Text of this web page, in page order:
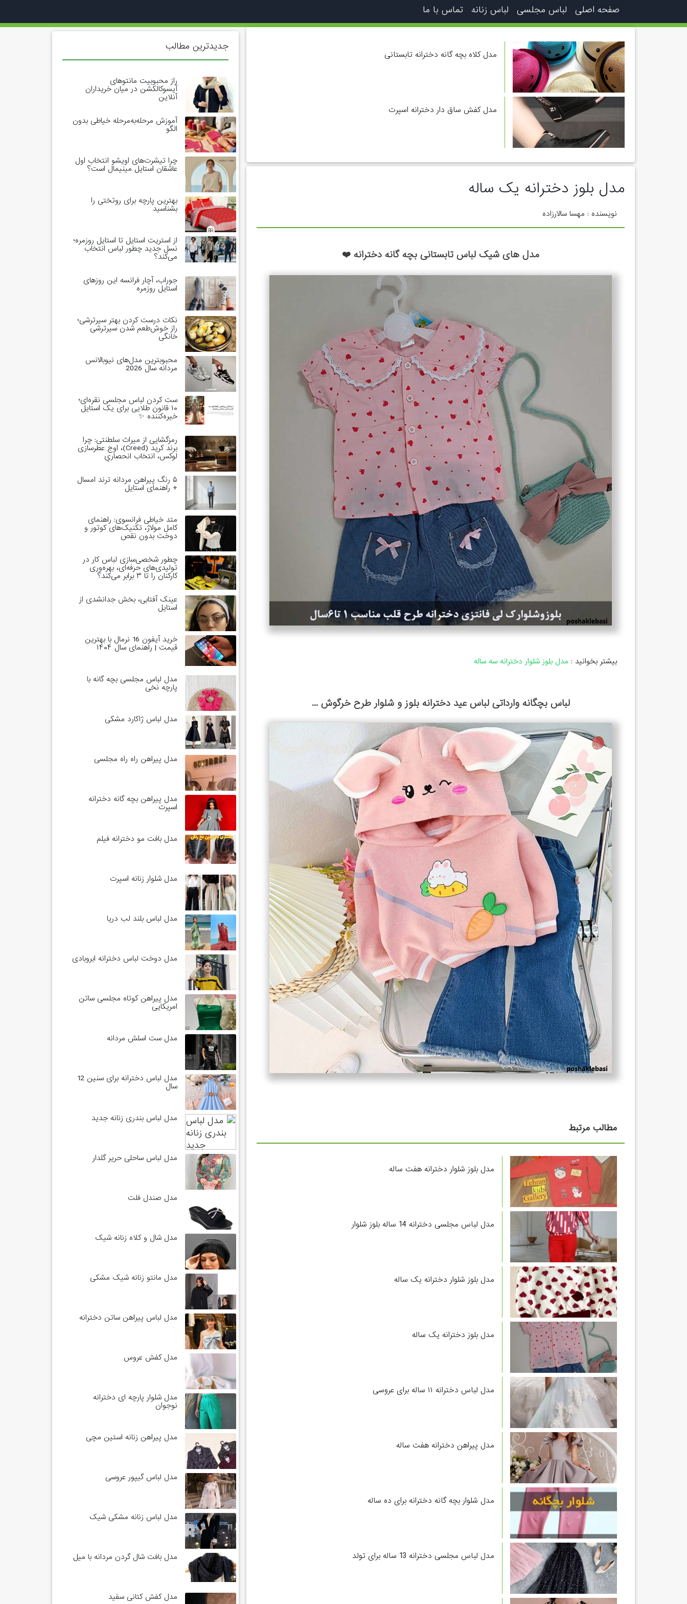
صفحه اصلی لباس مجلسی لباس زنانه تماس با ما
مدل کلاه بچه گانه دخترانه تابستانی
مدل کفش ساق دار دخترانه اسپرت
مدل بلوز دخترانه یک ساله
نویسنده : مهسا سالارزاده
مدل های شیک لباس تابستانی بچه گانه دخترانه ❤️
بیشتر بخوانید : مدل بلوز شلوار دخترانه سه ساله
لباس بچگانه وارداتی لباس عید دخترانه بلوز و شلوار طرح خرگوش ...
مطالب مرتبط
مدل بلوز شلوار دخترانه هفت ساله
مدل لباس مجلسی دخترانه 14 ساله بلوز شلوار
مدل بلوز شلوار دخترانه یک ساله
مدل بلوز دخترانه یک ساله
مدل لباس دخترانه ۱۱ ساله برای عروسی
مدل پیراهن دخترانه هفت ساله
مدل شلوار بچه گانه دخترانه برای ده ساله
مدل لباس مجلسی دخترانه 13 ساله برای تولد
جدیدترین مطالب
راز محبوبیت مانتوهای
آیسوکالکشن در میان خریداران
آنلاین
آموزش مرحله‌به‌مرحله خیاطی بدون
الگو
چرا تیشرت‌های اویشو انتخاب اول
عاشقان استایل مینیمال است؟
بهترین پارچه برای روتختی را
بشناسید
از استریت استایل تا استایل روزمره؛
نسل جدید چطور لباس انتخاب
می‌کند؟
جوراب، آچار فرانسه این روزهای
استایل روزمره
نکات درست کردن بهتر سیرترشی؛
راز خوش‌طعم شدن سیرترشی
خانگی
محبوبترین مدل‌های نیوبالانس
مردانه سال 2026
ست کردن لباس مجلسی نقره‌ای؛
۱۰ قانون طلایی برای یک استایل
خیره‌کننده ✨
رمزگشایی از میراث سلطنتی: چرا
برند کرید (Creed)، اوج عطرسازی
لوکس، انتخاب انحصاری
خاندان‌های حاکم است؟
۵ رنگ پیراهن مردانه ترند امسال
+ راهنمای استایل
متد خیاطی فرانسوی: راهنمای
کامل مولاژ، تکنیک‌های کوتور و
دوخت بدون نقص
چطور شخصی‌سازی لباس کار در
تولیدی‌های حرفه‌ای، بهره‌وری
کارکنان را تا ۳ برابر می‌کند؟
عینک آفتابی، بخش جدانشدی از
استایل
خرید آیفون 16 نرمال با بهترین
قیمت | راهنمای سال ۱۴۰۴
مدل لباس مجلسی بچه گانه با
پارچه نخی
مدل لباس ژاکارد مشکی
مدل پیراهن راه راه مجلسی
مدل پیراهن بچه گانه دخترانه
اسپرت
مدل بافت مو دخترانه فیلم
مدل شلوار زنانه اسپرت
مدل لباس بلند لب دریا
مدل دوخت لباس دخترانه ابروبادی
مدل پیراهن کوتاه مجلسی ساتن
امریکایی
مدل ست اسلش مردانه
مدل لباس دخترانه برای سنین 12
سال
مدل لباس بندری زنانه جدید
مدل لباس ساحلی حریر گلدار
مدل صندل فلت
مدل شال و کلاه زنانه شیک
مدل مانتو زنانه شیک مشکی
مدل لباس پیراهن ساتن دخترانه
مدل کفش عروس
مدل شلوار پارچه ای دخترانه
نوجوان
مدل پیراهن زنانه استین مچی
مدل لباس گیپور عروسی
مدل لباس زنانه مشکی شیک
مدل بافت شال گردن مردانه با میل
مدل کفش کتانی سفید